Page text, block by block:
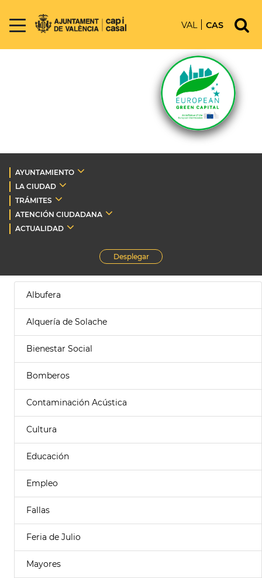
VAL CAS
AYUNTAMIENTO
LA CIUDAD
TRÁMITES
ATENCIÓN CIUDADANA
ACTUALIDAD
Desplegar
Albufera
Alquería de Solache
Bienestar Social
Bomberos
Contaminación Acústica
Cultura
Educación
Empleo
Fallas
Feria de Julio
Mayores